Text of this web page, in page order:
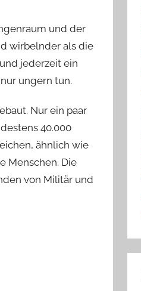
und der
wirbelnder als die
jederzeit ein
ungern tun.
Nur ein paar
40.000
ähnlich wie
Menschen. Die
von Militär und